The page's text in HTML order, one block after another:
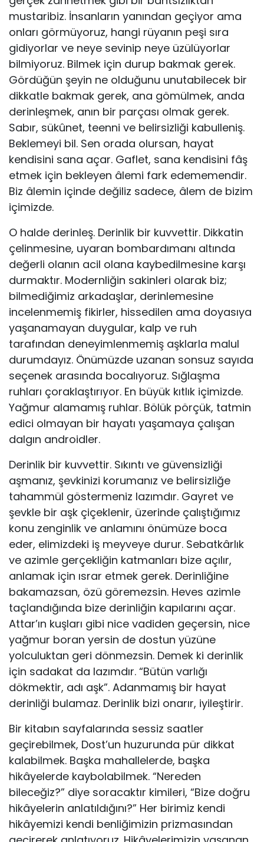
mustaribiz. İnsanların yanından geçiyor ama
onları görmüyoruz, hangi rüyanın peşi sıra
gidiyorlar ve neye sevinip neye üzülüyorlar
bilmiyoruz. Bilmek için durup bakmak gerek.
Gördüğün şeyin ne olduğunu unutabilecek bir
dikkatle bakmak gerek, ana gömülmek, anda
derinleşmek, anın bir parçası olmak gerek.
Sabır, sükûnet, teenni ve belirsizliği kabulleniş.
Beklemeyi bil. Sen orada olursan, hayat
kendisini sana açar. Gaflet, sana kendisini fâş
etmek için bekleyen âlemi fark edememendir.
Biz âlemin içinde değiliz sadece, âlem de bizim
içimizde.
O halde derinleş. Derinlik bir kuvvettir. Dikkatin
çelinmesine, uyaran bombardımanı altında
değerli olanın acil olana kaybedilmesine karşı
durmaktır. Modernliğin sakinleri olarak biz;
bilmediğimiz arkadaşlar, derinlemesine
incelenmemiş fikirler, hissedilen ama doyasıya
yaşanamayan duygular, kalp ve ruh
tarafından deneyimlenmemiş aşklarla malul
durumdayız. Önümüzde uzanan sonsuz sayıda
seçenek arasında bocalıyoruz. Sığlaşma
ruhları çoraklaştırıyor. En büyük kıtlık içimizde.
Yağmur alamamış ruhlar. Bölük pörçük, tatmin
edici olmayan bir hayatı yaşamaya çalışan
dalgın androidler.
Derinlik bir kuvvettir. Sıkıntı ve güvensizliği
aşmanız, şevkinizi korumanız ve belirsizliğe
tahammül göstermeniz lazımdır. Gayret ve
şevkle bir aşk çiçeklenir, üzerinde çalıştığımız
konu zenginlik ve anlamını önümüze boca
eder, elimizdeki iş meyveye durur. Sebatkârlık
ve azimle gerçekliğin katmanları bize açılır,
anlamak için ısrar etmek gerek. Derinliğine
bakamazsan, özü göremezsin. Heves azimle
taçlandığında bize derinliğin kapılarını açar.
Attar’ın kuşları gibi nice vadiden geçersin, nice
yağmur boran yersin de dostun yüzüne
yolculuktan geri dönmezsin. Demek ki derinlik
için sadakat da lazımdır. “Bütün varlığı
dökmektir, adı aşk”. Adanmamış bir hayat
derinliği bulamaz. Derinlik bizi onarır, iyileştirir.
Bir kitabın sayfalarında sessiz saatler
geçirebilmek, Dost’un huzurunda pür dikkat
kalabilmek. Başka mahallelerde, başka
hikâyelerde kaybolabilmek. “Nereden
bileceğiz?” diye soracaktır kimileri, “Bize doğru
hikâyelerin anlatıldığını?” Her birimiz kendi
hikâyemizi kendi benliğimizin prizmasından